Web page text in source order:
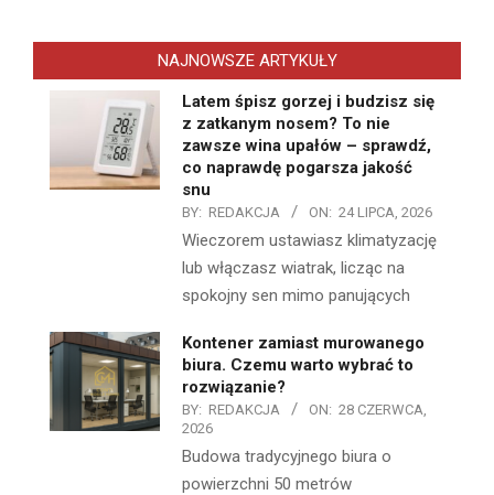
NAJNOWSZE ARTYKUŁY
Latem śpisz gorzej i budzisz się
z zatkanym nosem? To nie
zawsze wina upałów – sprawdź,
co naprawdę pogarsza jakość
snu
BY: REDAKCJA ON: 24 LIPCA, 2026
Wieczorem ustawiasz klimatyzację
lub włączasz wiatrak, licząc na
spokojny sen mimo panujących
Kontener zamiast murowanego
biura. Czemu warto wybrać to
rozwiązanie?
BY: REDAKCJA ON: 28 CZERWCA,
2026
Budowa tradycyjnego biura o
powierzchni 50 metrów